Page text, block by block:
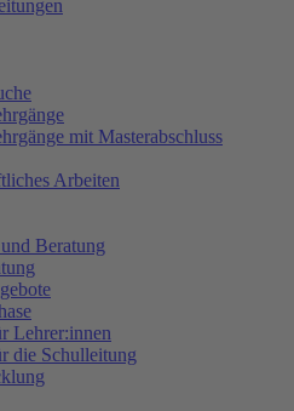
mit Masterabschluss
Arbeiten
Beratung
Lehrer:innen
die Schulleitung